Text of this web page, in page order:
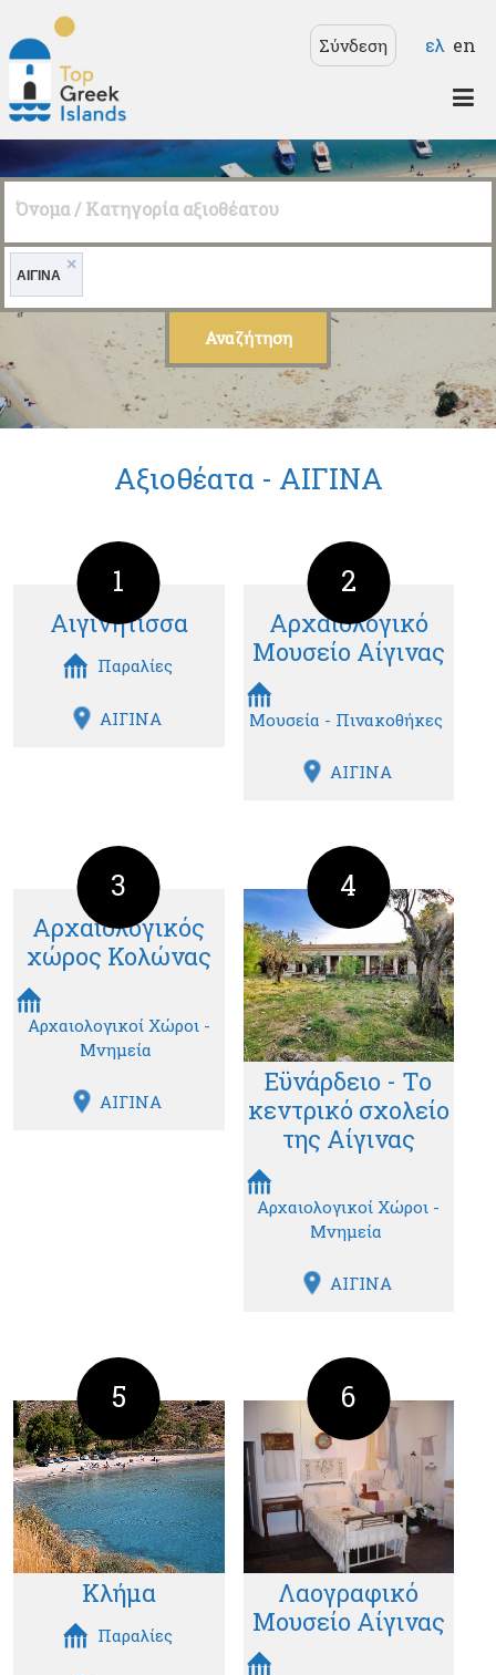
κυρίως περιεχόμενο
Top
Greek
Islands
Σύνδεση ελ en
Όνομα / Κατηγορία αξιοθέατου
×
ΑΙΓΙΝΑ
Αξιοθέατα - ΑΙΓΙΝΑ
1
Αιγινήτισσα
Παραλίες
ΑΙΓΙΝΑ
2
Αρχαιολογικό
Μουσείο Αίγινας
Μουσεία - Πινακοθήκες
ΑΙΓΙΝΑ
3
Αρχαιολογικός
χώρος Κολώνας
Αρχαιολογικοί Χώροι -
Μνημεία
ΑΙΓΙΝΑ
4
Εϋνάρδειο - Το
κεντρικό σχολείο
της Αίγινας
Αρχαιολογικοί Χώροι -
Μνημεία
ΑΙΓΙΝΑ
5
Κλήμα
Παραλίες
6
Λαογραφικό
Μουσείο Αίγινας